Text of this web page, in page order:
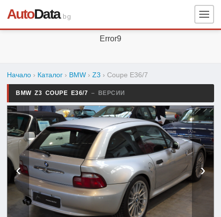
AutoData.bg
Error9
Начало › Каталог › BMW › Z3 › Coupe E36/7
BMW Z3 COUPE E36/7 – ВЕРСИИ
‹ ›